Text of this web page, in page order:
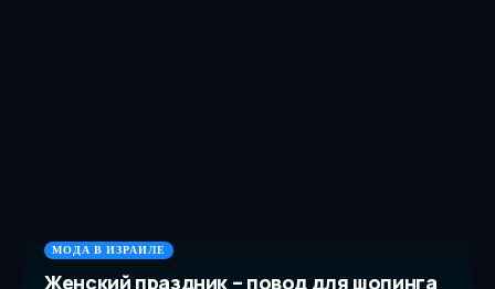
МОДА В ИЗРАИЛЕ
Женский праздник – повод для шопинга